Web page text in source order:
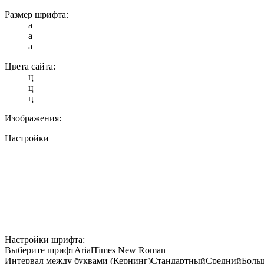
Размер шрифта:
a
a
a
Цвета сайта:
ц
ц
ц
Изображения:
Настройки
Настройки шрифта:
Выберите шрифтArialTimes New Roman
Интервал между буквами (Кернинг)СтандартныйСредний